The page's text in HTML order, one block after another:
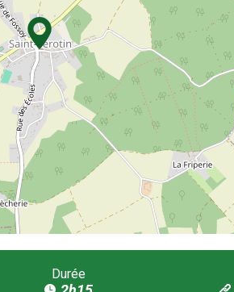
Durée